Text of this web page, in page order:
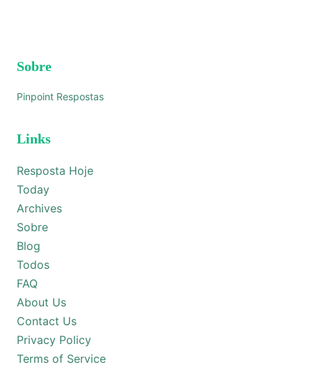
Sobre
Pinpoint Respostas
Links
Resposta Hoje
Today
Archives
Sobre
Blog
Todos
FAQ
About Us
Contact Us
Privacy Policy
Terms of Service